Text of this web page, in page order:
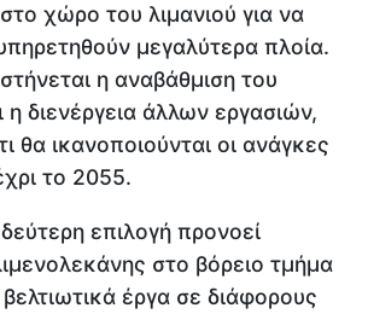
χώρο του λιμανιού για να
μεγαλύτερα πλοία.
η αναβάθμιση του
η διενέργεια άλλων εργασιών,
θα ικανοποιούνται οι ανάγκες
το 2055.
επιλογή προνοεί
στο βόρειο τμήμα
έργα σε διάφορους